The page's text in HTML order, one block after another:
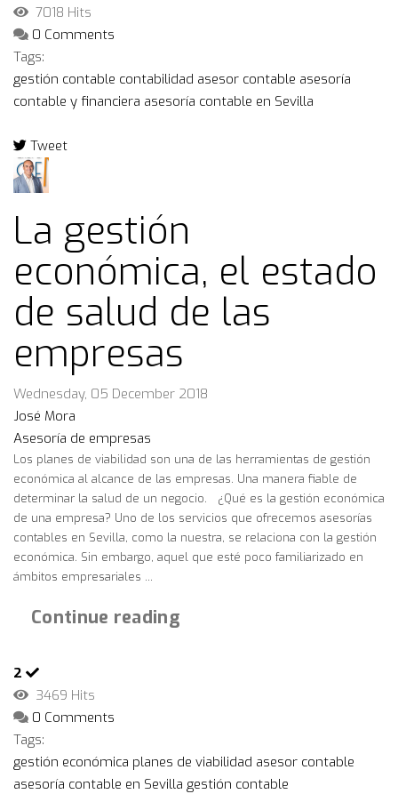
7018 Hits
0 Comments
Tags:
gestión contable contabilidad asesor contable asesoría
contable y financiera asesoría contable en Sevilla
Tweet
pinterest
La gestión
económica, el estado
de salud de las
empresas
Wednesday, 05 December 2018
José Mora
Asesoría de empresas
Los planes de viabilidad son una de las herramientas de gestión
económica al alcance de las empresas. Una manera fiable de
determinar la salud de un negocio. ¿Qué es la gestión económica
de una empresa? Uno de los servicios que ofrecemos asesorías
contables en Sevilla, como la nuestra, se relaciona con la gestión
económica. Sin embargo, aquel que esté poco familiarizado en
ámbitos empresariales ...
Continue reading
2
3469 Hits
0 Comments
Tags:
gestión económica planes de viabilidad asesor contable
asesoría contable en Sevilla gestión contable